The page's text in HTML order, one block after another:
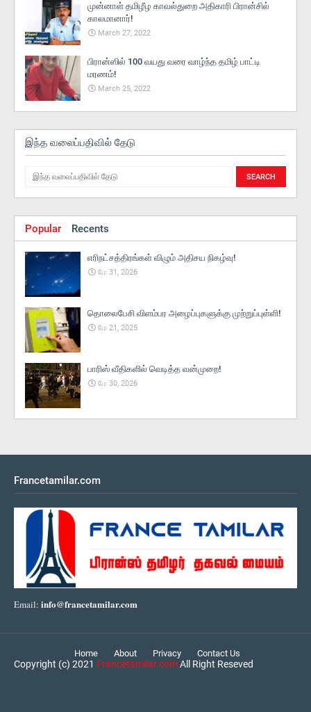
முன்னாள் தமிழீழ காவல்துறை அதிகாரி பிரான்சில்
காலமானார்!
March 27, 2022
பிரான்ஸில் 100 வயது வரை வாழ்ந்த தமிழ் பாட்டி
மரணம்!
March 25, 2022
இந்த வலைப்பதிவில் தேடு
Popular Recents
எரிநட்சத்திரங்கள் விழும் அதிசய நிகழ்வு!
மே 31, 2026
தொலைபேசி விளம்பர அழைப்புகளுக்கு முற்றுப்புள்ளி!
மே 21, 2025
பாரிஸ் வீதிகளில் வெடித்த வன்முறை!
மே 30, 2026
Francetamilar.com
Email: info@francetamilar.com
Home About Privacy Contact Us
Copyright (c) 2021 Francetamilar.comAll Right Reseved